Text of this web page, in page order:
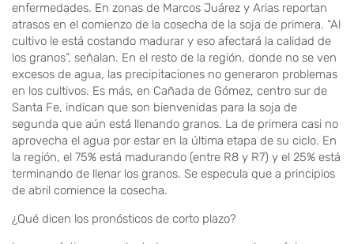
enfermedades. En zonas de Marcos Juárez y Arias reportan
atrasos en el comienzo de la cosecha de la soja de primera. “Al
cultivo le está costando madurar y eso afectará la calidad de
los granos”, señalan. En el resto de la región, donde no se ven
excesos de agua, las precipitaciones no generaron problemas
en los cultivos. Es más, en Cañada de Gómez, centro sur de
Santa Fe, indican que son bienvenidas para la soja de
segunda que aún está llenando granos. La de primera casi no
aprovecha el agua por estar en la última etapa de su ciclo. En
la región, el 75% está madurando (entre R8 y R7) y el 25% está
terminando de llenar los granos. Se especula que a principios
de abril comience la cosecha.
¿Qué dicen los pronósticos de corto plazo?